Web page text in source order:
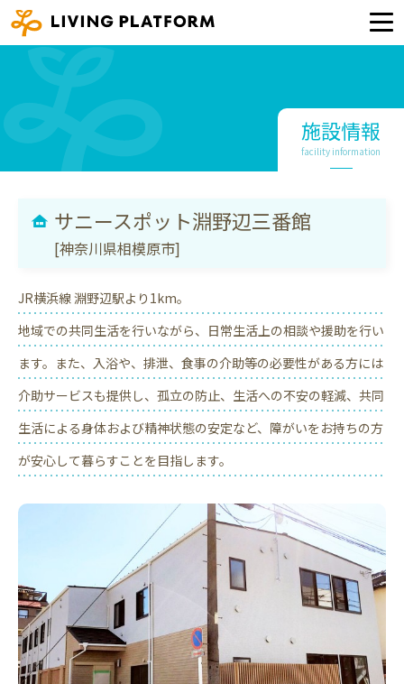
施設情報
facility information
サニースポット淵野辺三番館
[神奈川県相模原市]
JR横浜線 淵野辺駅より1km。
地域での共同生活を行いながら、日常生活上の相談や援助を行い
ます。また、入浴や、排泄、食事の介助等の必要性がある方には
介助サービスも提供し、孤立の防止、生活への不安の軽減、共同
生活による身体および精神状態の安定など、障がいをお持ちの方
が安心して暮らすことを目指します。